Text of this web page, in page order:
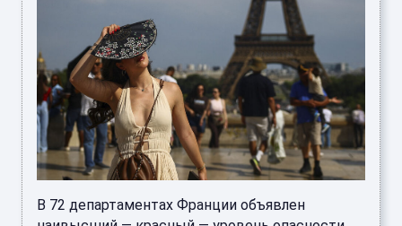
В 72 департаментах Франции объявлен